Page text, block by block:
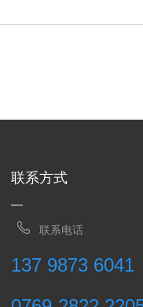
联系方式
联系电话
137 9873 6041